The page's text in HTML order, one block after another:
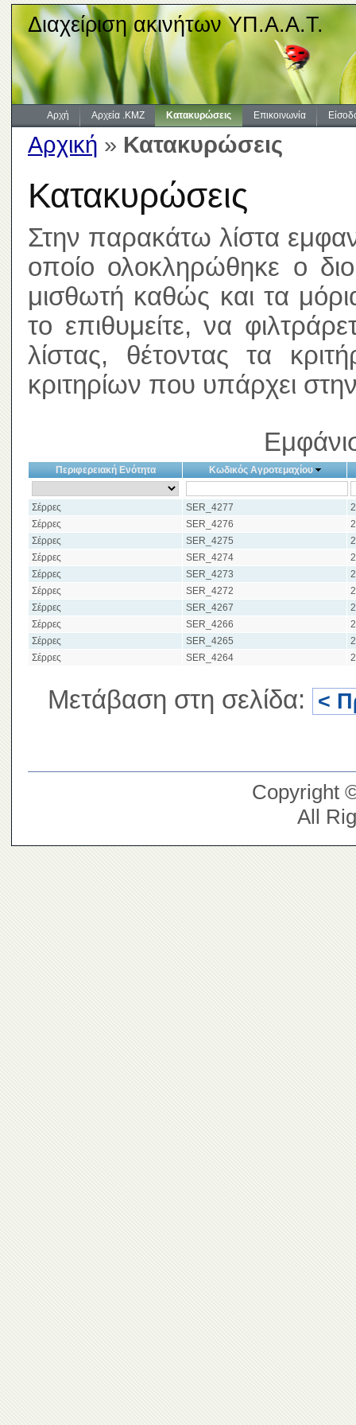
Διαχείριση ακινήτων ΥΠ.Α.Α.Τ.
Αρχή Αρχεία .KMZ Κατακυρώσεις Επικοινωνία
Αρχική » Κατακυρώσεις
Κατακυρώσεις
Στην παρακάτω λίστα
οποίο ολοκληρώθηκε ο
μισθωτή καθώς και τα
το επιθυμείτε, να
λίστας, θέτοντας τα
κριτηρίων που υπάρχει
Περιφερειακή Ενότητα Κωδικός Αγροτεμαχίου
Σέρρες SER_4277
Σέρρες
SER_4276
Σέρρες
SER_4275
Σέρρες
SER_4274
Σέρρες
SER_4273
Σέρρες
SER_4272
Σέρρες
SER_4267
Σέρρες
SER_4266
Σέρρες
SER_4265
Σέρρες
SER_4264
Μετάβαση στη σελίδα: <
Copyright
All